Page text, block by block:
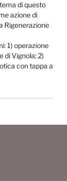
di questo
azione di
Rigenerazione
1) operazione
di Vignola; 2)
con tappa a